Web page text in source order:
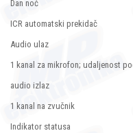
Dan noć
ICR automatski prekidač
Audio ulaz
1 kanal za mikrofon; udaljenost
audio izlaz
1 kanal na zvučnik
Indikator statusa